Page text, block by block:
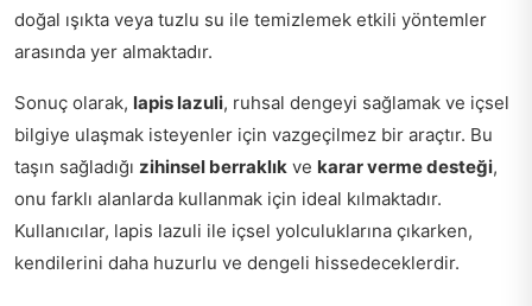
doğal ışıkta veya tuzlu su ile temizlemek etkili yöntemler
arasında yer almaktadır.
Sonuç olarak, lapis lazuli, ruhsal dengeyi sağlamak ve içsel
bilgiye ulaşmak isteyenler için vazgeçilmez bir araçtır. Bu
taşın sağladığı zihinsel berraklık ve karar verme desteği,
onu farklı alanlarda kullanmak için ideal kılmaktadır.
Kullanıcılar, lapis lazuli ile içsel yolculuklarına çıkarken,
kendilerini daha huzurlu ve dengeli hissedeceklerdir.